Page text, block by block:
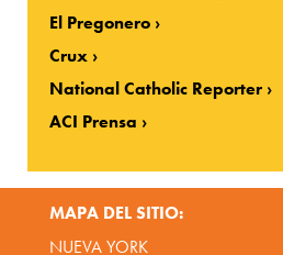
El Pregonero
Crux
National Catholic Reporter
ACI Prensa
MAPA DEL SITIO:
NUEVA YORK